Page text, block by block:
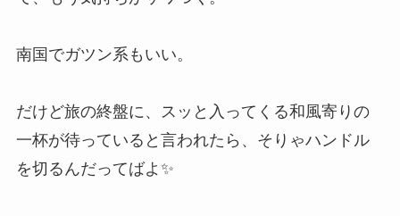
南国でガツン系もいい。
だけど旅の終盤に、スッと入ってくる和風寄りの
一杯が待っていると言われたら、そりゃハンドル
を切るんだってばよ✨